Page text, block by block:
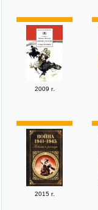
2009 г.
2015 г.